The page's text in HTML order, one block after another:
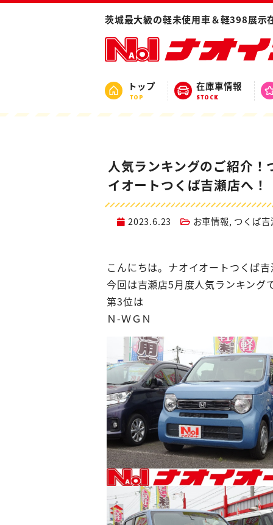
茨城最大級の軽未使用車＆軽398展
トップ
TOP
在庫車情報
STOCK
人気ランキングのご紹介
イオートつくば吉瀬店へ！
2023.6.23 お車情報, つくば吉
こんにちは。ナオイオートつくば
今回は吉瀬店5月度人気ランキング
第3位は
Ｎ-ＷＧＮ